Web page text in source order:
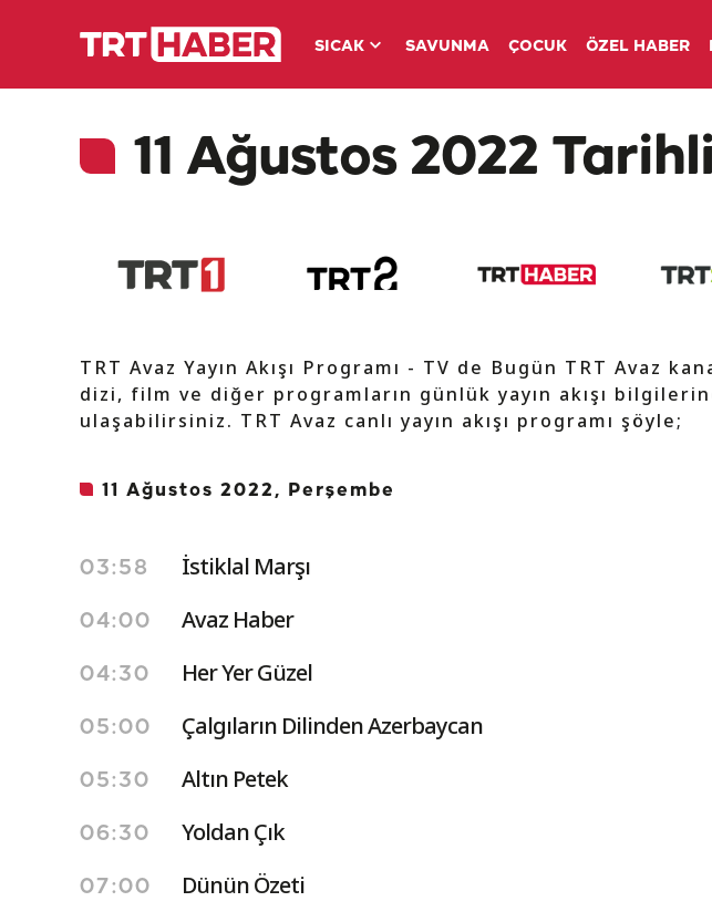
SICAK SAVUNMA ÇOCUK ÖZEL HABER
11 Ağustos 2022
TRT Avaz Yayın Akışı Programı - TV de Bugün TRT Avaz
dizi, film ve diğer programların günlük yayın akışı
ulaşabilirsiniz. TRT Avaz canlı yayın akışı programı şöyle;
11 Ağustos 2022, Perşembe
03:58 İstiklal Marşı
04:00 Avaz Haber
04:30 Her Yer Güzel
05:00 Çalgıların Dilinden Azerbaycan
05:30 Altın Petek
06:30 Yoldan Çık
07:00 Dünün Özeti